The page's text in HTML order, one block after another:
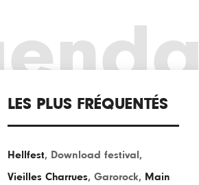
LES PLUS FRÉQUENTÉS
Hellfest, Download festival ,
Vieilles Charrues, Garorock, Main